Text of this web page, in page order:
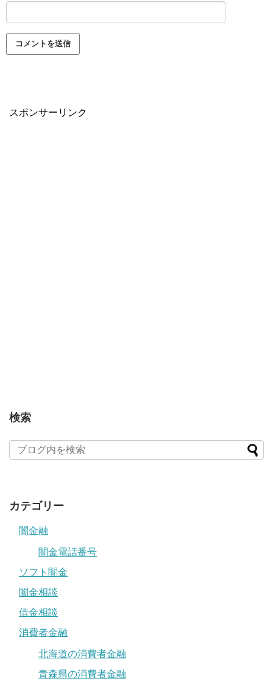
スポンサーリンク
検索
カテゴリー
闇金融
闇金電話番号
ソフト闇金
闇金相談
借金相談
消費者金融
北海道の消費者金融
青森県の消費者金融